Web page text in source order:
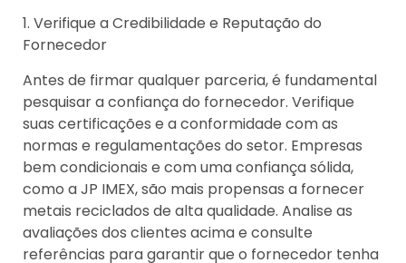
1. Verifique a Credibilidade e Reputação do
Fornecedor
Antes de firmar qualquer parceria, é fundamental
pesquisar a confiança do fornecedor. Verifique
suas certificações e a conformidade com as
normas e regulamentações do setor. Empresas
bem condicionais e com uma confiança sólida,
como a JP IMEX, são mais propensas a fornecer
metais reciclados de alta qualidade. Analise as
avaliações dos clientes acima e consulte
referências para garantir que o fornecedor tenha